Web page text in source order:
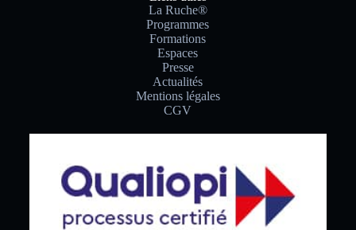
La Ruche®
Programmes
Formations
Espaces
Presse
Actualités
Mentions légales
CGV